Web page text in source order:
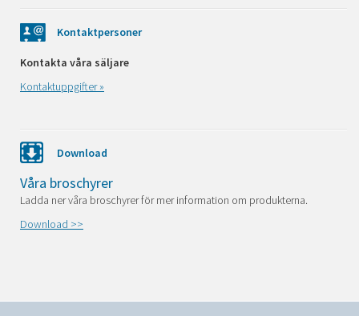
Kontaktpersoner
Kontakta våra säljare
Kontaktuppgifter »
Download
Våra broschyrer
Ladda ner våra broschyrer för mer information om produkterna.
Download >>